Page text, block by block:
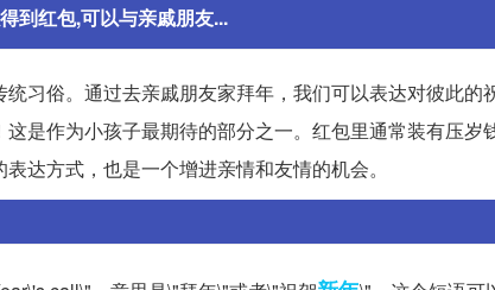
到红包,可以与亲戚朋友...
习俗。通过去亲戚朋友家拜年，我们可以表达对彼此的
是作为小孩子最期待的部分之一。红包里通常装有压岁
达方式，也是一个增进亲情和友情的机会。